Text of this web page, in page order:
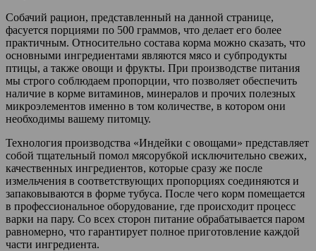
Собачий рацион, представленный на данной странице,
фасуется порциями по 500 граммов, что делает его более
практичным. Относительно состава корма можно сказать, что
основными ингредиентами являются мясо и субпродукты
птицы, а также овощи и фрукты. При производстве питания
мы строго соблюдаем пропорции, что позволяет обеспечить
наличие в корме витаминов, минералов и прочих полезных
микроэлементов именно в том количестве, в котором они
необходимы вашему питомцу.
Технология производства «Индейки с овощами» представляет
собой тщательный помол мясорубкой исключительно свежих,
качественных ингредиентов, которые сразу же после
измельчения в соответствующих пропорциях соединяются и
запаковываются в форме тубуса. После чего корм помещается
в профессиональное оборудование, где происходит процесс
варки на пару. Со всех сторон питание обрабатывается паром
равномерно, что гарантирует полное приготовление каждой
части ингредиента.